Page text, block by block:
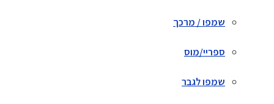
שמפו / מרכך
ספריי/מוס
שמפו לגבר